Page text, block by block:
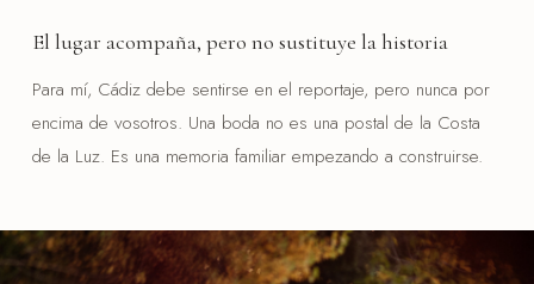
El lugar acompaña, pero no sustituye la historia
Para mí, Cádiz debe sentirse en el reportaje, pero nunca por
encima de vosotros. Una boda no es una postal de la Costa
de la Luz. Es una memoria familiar empezando a construirse.